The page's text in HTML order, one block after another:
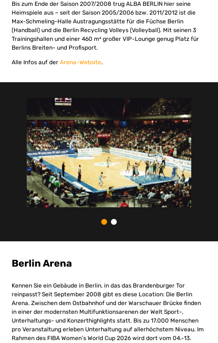
Bis zum Ende der Saison 2007/2008 trug ALBA BERLIN hier seine
Heimspiele aus – seit der Saison 2005/2006 bzw. 2011/2012 ist die
Max-Schmeling-Halle Austragungsstätte für die Füchse Berlin
(Handball) und die Berlin Recycling Volleys (Volleyball). Mit seinen 3
Trainingshallen und einer 460 m² großer VIP-Lounge genug Platz für
Berlins Breiten- und Profisport.
Alle Infos auf der Arena-Website.
Berlin Arena
Kennen Sie ein Gebäude in Berlin, in das das Brandenburger Tor
reinpasst? Seit September 2008 gibt es diese Location: Die Berlin
Arena. Zwischen dem Ostbahnhof und der Warschauer Brücke finden
in einer der modernsten Multifunktionsarenen der Welt Sport-,
Unterhaltungs- und Konzerthighlights statt. Bis zu 17.000 Menschen
pro Veranstaltung erleben Unterhaltung auf allerhöchstem Niveau. Im
Rahmen des FIBA Women’s World Cup 2026 wird dort vom 04.-13.